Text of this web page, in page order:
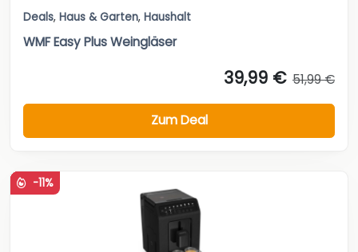
Deals, Haus & Garten, Haushalt
WMF Easy Plus Weingläser
39,99 € 51,99 €
Zum Deal
-11%